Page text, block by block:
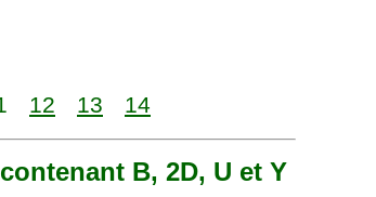
12 13 14
B, 2D, U et Y